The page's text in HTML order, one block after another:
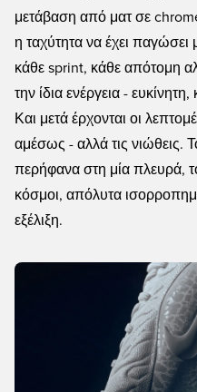
μετάβαση από ματ σε
η ταχύτητα να έχει
κάθε sprint, κάθε απότομη
την ίδια ενέργεια -
Και μετά έρχονται οι
αμέσως - αλλά τις νιώθεις.
περήφανα στη μία πλευρά,
κόσμοι, απόλυτα
εξέλιξη.